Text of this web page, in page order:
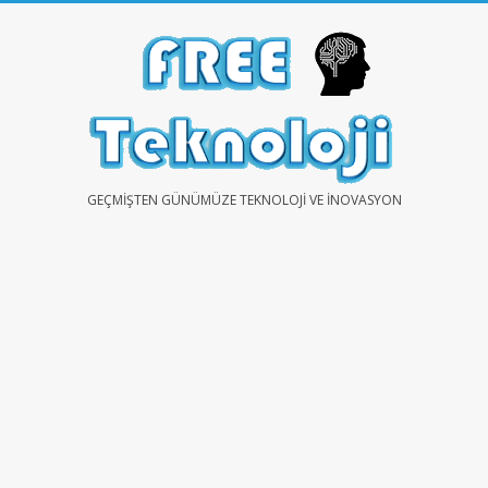
FREEGEÇMIŞTEN GÜNÜMÜZE TEKNOLOJI VE İNOVASYON